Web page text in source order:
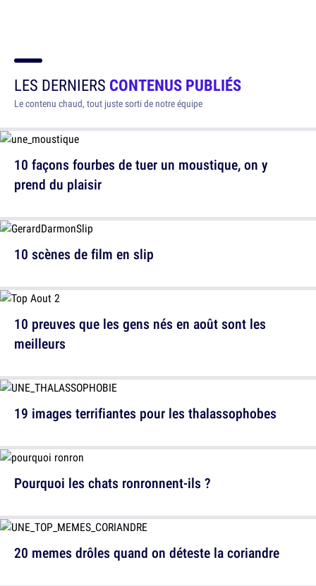
LES DERNIERS CONTENUS PUBLIÉS
Le contenu chaud, tout juste sorti de notre équipe
10 façons fourbes de tuer un moustique, on y
prend du plaisir
10 preuves que les gens nés en août sont les
meilleurs
Pourquoi les chats ronronnent-ils ?
10 scènes de film en slip
19 images terrifiantes pour les thalassophobes
20 memes drôles quand on déteste la coriandre